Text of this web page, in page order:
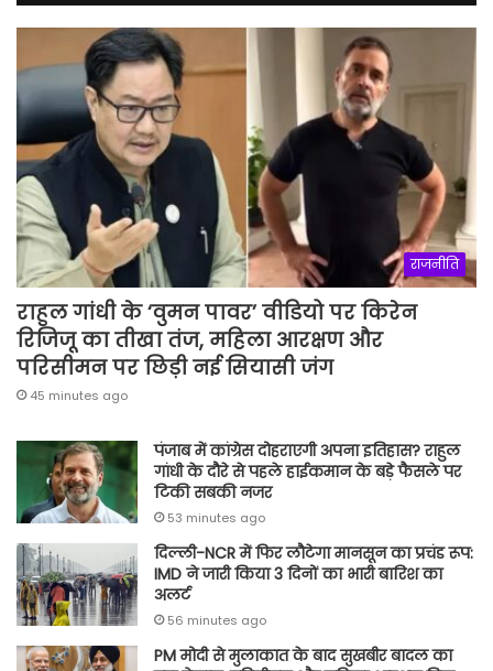
राजनीति
राहुल गांधी के ‘वुमन पावर’ वीडियो पर किरेन
रिजिजू का तीखा तंज, महिला आरक्षण और
परिसीमन पर छिड़ी नई सियासी जंग
45 minutes ago
पंजाब में कांग्रेस दोहराएगी अपना इतिहास? राहुल
गांधी के दौरे से पहले हाईकमान के बड़े फैसले पर
टिकी सबकी नजर
53 minutes ago
दिल्ली-NCR में फिर लौटेगा मानसून का प्रचंड रूप:
IMD ने जारी किया 3 दिनों का भारी बारिश का
अलर्ट
56 minutes ago
PM मोदी से मुलाकात के बाद सुखबीर बादल का